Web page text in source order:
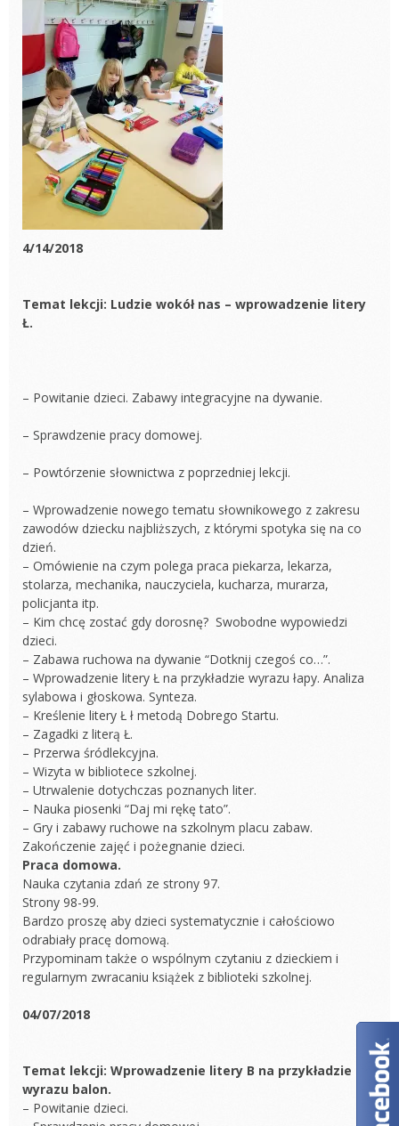
4/14/2018
Temat lekcji: Ludzie wokół nas – wprowadzenie litery
Ł.
– Powitanie dzieci. Zabawy integracyjne na dywanie.
– Sprawdzenie pracy domowej.
– Powtórzenie słownictwa z poprzedniej lekcji.
– Wprowadzenie nowego tematu słownikowego z zakresu
zawodów dziecku najbliższych, z którymi spotyka się na co
dzień.
– Omówienie na czym polega praca piekarza, lekarza,
stolarza, mechanika, nauczyciela, kucharza, murarza,
policjanta itp.
– Kim chcę zostać gdy dorosnę? Swobodne wypowiedzi
dzieci.
– Zabawa ruchowa na dywanie “Dotknij czegoś co…”.
– Wprowadzenie litery Ł na przykładzie wyrazu łapy. Analiza
sylabowa i głoskowa. Synteza.
– Kreślenie litery Ł ł metodą Dobrego Startu.
– Zagadki z literą Ł.
– Przerwa śródlekcyjna.
– Wizyta w bibliotece szkolnej.
– Utrwalenie dotychczas poznanych liter.
– Nauka piosenki “Daj mi rękę tato”.
– Gry i zabawy ruchowe na szkolnym placu zabaw.
Zakończenie zajęć i pożegnanie dzieci.
Praca domowa.
Nauka czytania zdań ze strony 97.
Strony 98-99.
Bardzo proszę aby dzieci systematycznie i całościowo
odrabiały pracę domową.
Przypominam także o wspólnym czytaniu z dzieckiem i
regularnym zwracaniu książek z biblioteki szkolnej.
04/07/2018
Temat lekcji: Wprowadzenie litery B na przykładzie
wyrazu balon.
– Powitanie dzieci.